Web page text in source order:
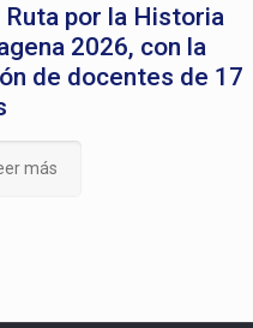
Ruta por la Historia
2026, con la
de docentes de 17
más